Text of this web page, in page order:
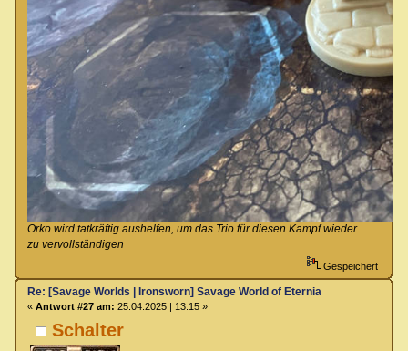
Orko wird tatkräftig aushelfen, um das Trio für diesen Kampf wieder
zu vervollständigen
Gespeichert
Schalter
Re: [Savage Worlds | Ironsworn] Savage World of Eternia
« Antwort #27 am: 25.04.2025 | 13:15 »